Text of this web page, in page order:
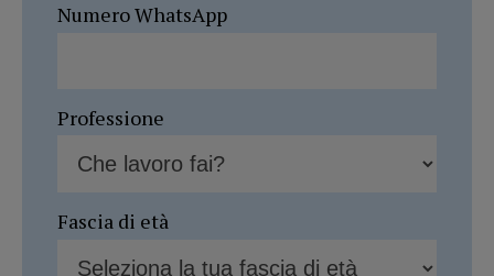
Numero WhatsApp
Professione
Fascia di età